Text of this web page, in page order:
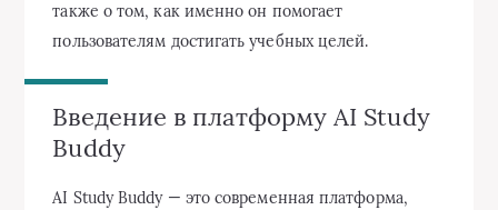
также о том, как именно он помогает
пользователям достигать учебных целей.
Введение в платформу AI Study
Buddy
AI Study Buddy — это современная платформа,